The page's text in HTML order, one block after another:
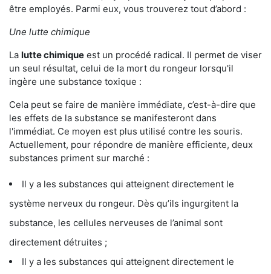
être employés. Parmi eux, vous trouverez tout d’abord :
Une lutte chimique
La lutte chimique est un procédé radical. Il permet de viser
un seul résultat, celui de la mort du rongeur lorsqu'il
ingère une substance toxique :
Cela peut se faire de manière immédiate, c’est-à-dire que
les effets de la substance se manifesteront dans
l'immédiat. Ce moyen est plus utilisé contre les souris.
Actuellement, pour répondre de manière efficiente, deux
substances priment sur marché :
Il y a les substances qui atteignent directement le
système nerveux du rongeur. Dès qu’ils ingurgitent la
substance, les cellules nerveuses de l’animal sont
directement détruites ;
Il y a les substances qui atteignent directement le